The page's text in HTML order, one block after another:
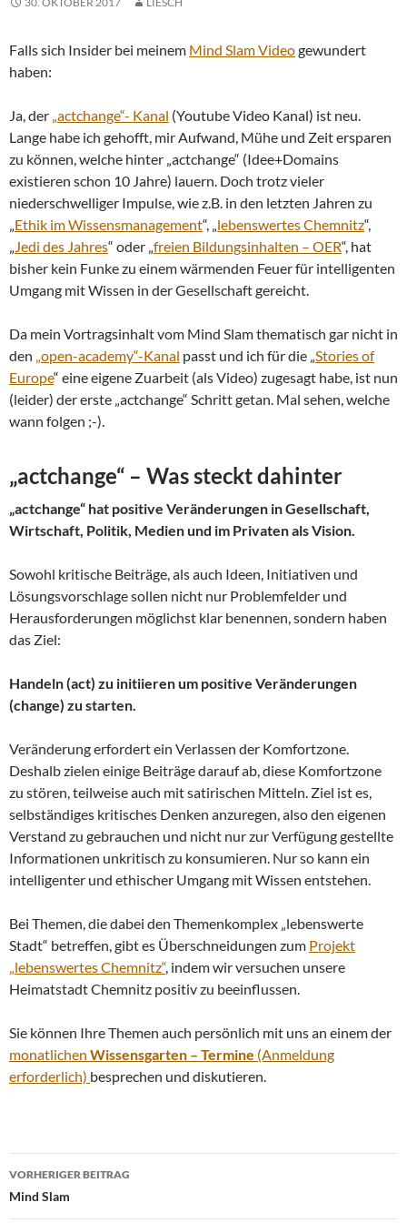
Falls sich Insider bei meinem Mind Slam Videogewundert
haben:
Ja, der „actchange“- Kanal (Youtube Video Kanal) ist neu.
Lange habe ich gehofft, mir Aufwand, Mühe und Zeit ersparen
zu können, welche hinter „actchange“ (Idee+Domains
existieren schon 10 Jahre) lauern. Doch trotz vieler
niederschwelliger Impulse, wie z.B. in den letzten Jahren zu
Ethik im Wissensmanagement“, „ lebenswertes Chemnitz“,
Jedi des Jahres“ oder „ freien Bildungsinhalten – OER“, hat
bisher kein Funke zu einem wärmenden Feuer für intelligenten
Umgang mit Wissen in der Gesellschaft gereicht.
Da mein Vortragsinhalt vom Mind Slam thematisch gar nicht in
den „open-academy“-Kanal passt und ich für die „ Stories of
Europe“ eine eigene Zuarbeit (als Video) zugesagt habe, ist nun
(leider) der erste „actchange“ Schritt getan. Mal sehen, welche
wann folgen ;-).
„actchange“ – Was steckt dahinter
„actchange“ hat positive Veränderungen in Gesellschaft,
Wirtschaft, Politik, Medien und im Privaten als Vision.
Sowohl kritische Beiträge, als auch Ideen, Initiativen und
Lösungsvorschlage sollen nicht nur Problemfelder und
Herausforderungen möglichst klar benennen, sondern haben
das Ziel:
Handeln (act) zu initiieren um positive Veränderungen
(change) zu starten.
Veränderung erfordert ein Verlassen der Komfortzone.
Deshalb zielen einige Beiträge darauf ab, diese Komfortzone
zu stören, teilweise auch mit satirischen Mitteln. Ziel ist es,
selbständiges kritisches Denken anzuregen, also den eigenen
Verstand zu gebrauchen und nicht nur zur Verfügung gestellte
Informationen unkritisch zu konsumieren. Nur so kann ein
intelligenter und ethischer Umgang mit Wissen entstehen.
Bei Themen, die dabei den Themenkomplex „lebenswerte
Stadt“ betreffen, gibt es Überschneidungen zum Projekt
„lebenswertes Chemnitz“, indem wir versuchen unsere
Heimatstadt Chemnitz positiv zu beeinflussen.
Sie können Ihre Themen auch persönlich mit uns an einem der
monatlichen Wissensgarten – Termine (Anmeldung
erforderlich) besprechen und diskutieren.
Beitrags-
Navigation
VORHERIGER BEITRAG
Mind Slam